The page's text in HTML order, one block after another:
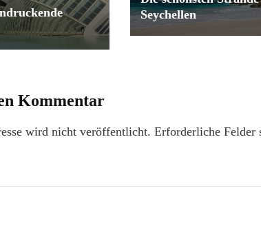
Seychellen
Kommentar
wird nicht veröffentlicht. Erforderliche Felder